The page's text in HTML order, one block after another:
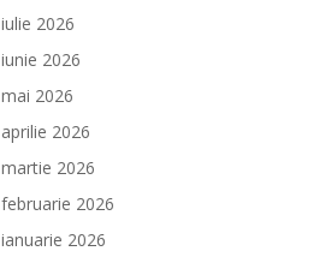
iulie 2026
iunie 2026
mai 2026
aprilie 2026
martie 2026
februarie 2026
ianuarie 2026